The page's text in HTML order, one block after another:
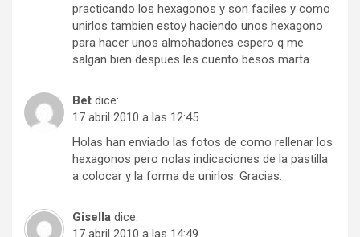
practicando los hexagonos y son faciles y como
unirlos tambien estoy haciendo unos hexagono
para hacer unos almohadones espero q me
salgan bien despues les cuento besos marta
Bet dice:
17 abril 2010 a las 12:45
Holas han enviado las fotos de como rellenar los
hexagonos pero nolas indicaciones de la pastilla
a colocar y la forma de unirlos. Gracias.
Gisella dice:
17 abril 2010 a las 14:49